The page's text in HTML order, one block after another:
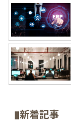
▮新着記事